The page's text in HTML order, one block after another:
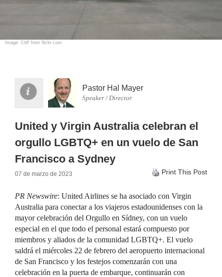
Image: Cliff from flickr.com
Pastor Hal Mayer
Speaker / Director
United y Virgin Australia celebran el
orgullo LGBTQ+ en un vuelo de San
Francisco a Sydney
07 de marzo de 2023 Print This Post
PR Newswire: United Airlines se ha asociado con Virgin
Australia para conectar a los viajeros estadounidenses con la
mayor celebración del Orgullo en Sídney, con un vuelo
especial en el que todo el personal estará compuesto por
miembros y aliados de la comunidad LGBTQ+. El vuelo
saldrá el miércoles 22 de febrero del aeropuerto internacional
de San Francisco y los festejos comenzarán con una
celebración en la puerta de embarque, continuarán con